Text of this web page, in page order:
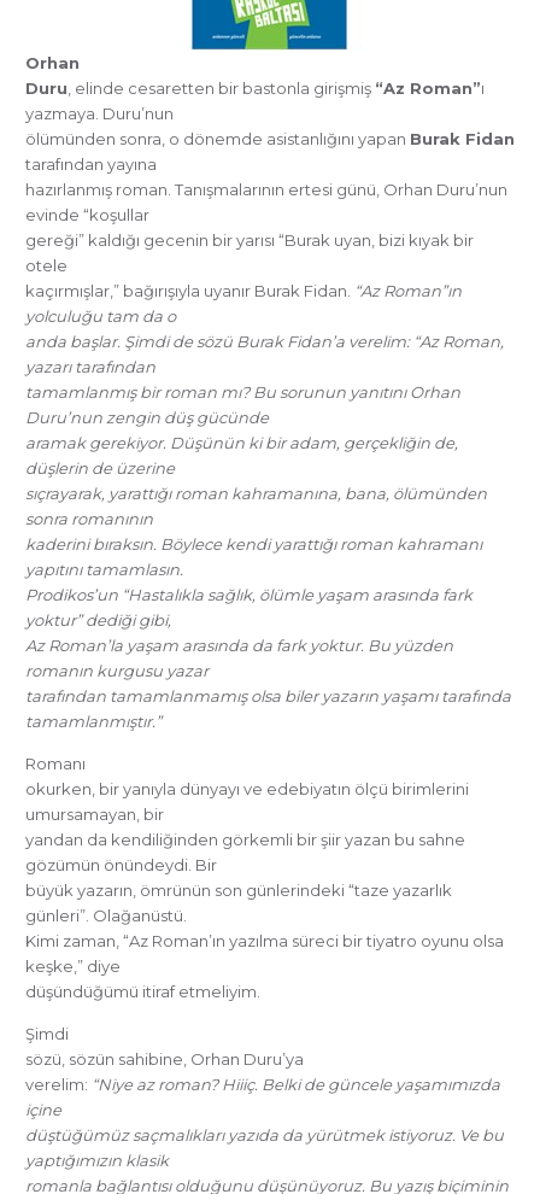
Orhan
Duru , elinde cesaretten bir bastonla girişmiş “Az Roman”ı
yazmaya. Duru’nun
ölümünden sonra, o dönemde asistanlığını yapan Burak Fidan
tarafından yayına
hazırlanmış roman. Tanışmalarının ertesi günü, Orhan Duru’nun
evinde “koşullar
gereği” kaldığı gecenin bir yarısı “Burak uyan, bizi kıyak bir
otele
kaçırmışlar,” bağırışıyla uyanır Burak Fidan. “Az Roman”ın
yolculuğu tam da o
anda başlar. Şimdi de sözü Burak Fidan’a verelim: “Az Roman,
yazarı tarafından
tamamlanmış bir roman mı? Bu sorunun yanıtını Orhan
Duru’nun zengin düş gücünde
aramak gerekiyor. Düşünün ki bir adam, gerçekliğin de,
düşlerin de üzerine
sıçrayarak, yarattığı roman kahramanına, bana, ölümünden
sonra romanının
kaderini bıraksın. Böylece kendi yarattığı roman kahramanı
yapıtını tamamlasın.
Prodikos’un “Hastalıkla sağlık, ölümle yaşam arasında fark
yoktur” dediği gibi,
Az Roman’la yaşam arasında da fark yoktur. Bu yüzden
romanın kurgusu yazar
tarafından tamamlanmamış olsa biler yazarın yaşamı tarafında
tamamlanmıştır.”
Romanı
okurken, bir yanıyla dünyayı ve edebiyatın ölçü birimlerini
umursamayan, bir
yandan da kendiliğinden görkemli bir şiir yazan bu sahne
gözümün önündeydi. Bir
büyük yazarın, ömrünün son günlerindeki “taze yazarlık
günleri”. Olağanüstü.
Kimi zaman, “Az Roman’ın yazılma süreci bir tiyatro oyunu olsa
keşke,” diye
düşündüğümü itiraf etmeliyim.
Şimdi
sözü, sözün sahibine, Orhan Duru’ya
verelim: “Niye az roman? Hiiiç. Belki de güncele yaşamımızda
içine
düştüğümüz saçmalıkları yazıda da yürütmek istiyoruz. Ve bu
yaptığımızın klasik
romanla bağlantısı olduğunu düşünüyoruz. Bu yazış biçiminin